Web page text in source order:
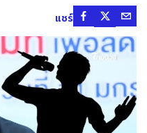
แชร์